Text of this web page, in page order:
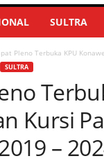
SULTRA
Pleno Terbuka KPU
SULTRA
Kursi
–